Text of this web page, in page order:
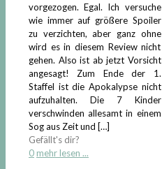
vorgezogen. Egal. Ich versuche
wie immer auf größere Spoiler
zu verzichten, aber ganz ohne
wird es in diesem Review nicht
gehen. Also ist ab jetzt Vorsicht
angesagt! Zum Ende der 1.
Staffel ist die Apokalypse nicht
aufzuhalten. Die 7 Kinder
verschwinden allesamt in einem
Sog aus Zeit und […]
Gefällt's dir?
0 mehr lesen ...